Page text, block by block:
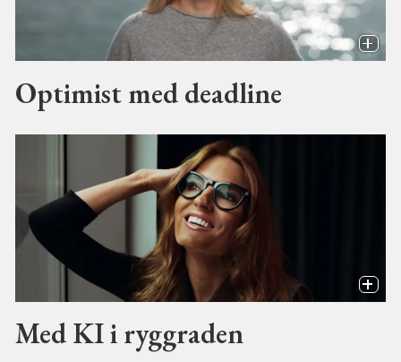
Optimist med deadline
Med KI i ryggraden